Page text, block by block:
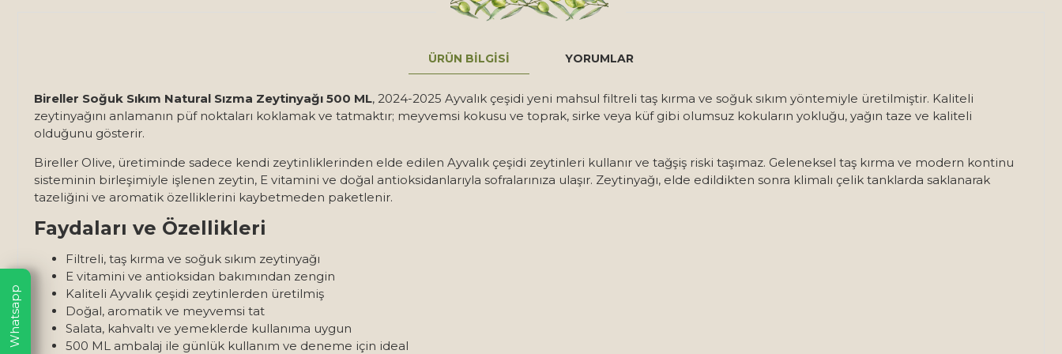
ÜRÜN BILGISI YORUMLAR
Bireller Soğuk Sıkım Natural Sızma Zeytinyağı 500 ML, 2024-2025 Ayvalık çeşidi yeni mahsul filtreli taş kırma ve soğuk sıkım yöntemiyle üretilmiştir. Kaliteli
zeytinyağını anlamanın püf noktaları koklamak ve tatmaktır; meyvemsi kokusu ve toprak, sirke veya küf gibi olumsuz kokuların yokluğu, yağın taze ve kaliteli
olduğunu gösterir.
Bireller Olive, üretiminde sadece kendi zeytinliklerinden elde edilen Ayvalık çeşidi zeytinleri kullanır ve tağşiş riski taşımaz. Geleneksel taş kırma ve modern kontinu
sisteminin birleşimiyle işlenen zeytin, E vitamini ve doğal antioksidanlarıyla sofralarınıza ulaşır. Zeytinyağı, elde edildikten sonra klimalı çelik tanklarda saklanarak
tazeliğini ve aromatik özelliklerini kaybetmeden paketlenir.
Faydaları ve Özellikleri
Filtreli, taş kırma ve soğuk sıkım zeytinyağı
E vitamini ve antioksidan bakımından zengin
Kaliteli Ayvalık çeşidi zeytinlerden üretilmiş
Doğal, aromatik ve meyvemsi tat
Salata, kahvaltı ve yemeklerde kullanıma uygun
500 ML ambalaj ile günlük kullanım ve deneme için ideal
Whatsapp